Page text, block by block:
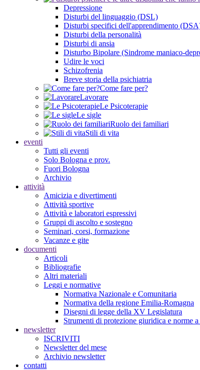
Depressione
Disturbi del linguaggio (DSL)
Disturbi specifici dell'apprendimento
Disturbi della personalità
Disturbi di ansia
Disturbo Bipolare (Sindrome maniaco-
Udire le voci
Schizofrenia
Breve storia della psichiatria
Come fare per?
Lavorare
Le Psicoterapie
Le sigle
Ruolo dei familiari
Stili di vita
eventi
Tutti gli eventi
Solo Bologna e prov.
Fuori Bologna
Archivio
attività
Amicizia e divertimenti
Attività sportive
Attività e laboratori espressivi
Gruppi di ascolto e sostegno
Seminari, corsi, formazione
Vacanze e gite
documenti
Articoli
Bibliografie
Altri materiali
Leggi e normative
Normativa Nazionale e Comunitaria
Normativa della regione Emilia-Romagna
Disegni di legge della XV Legislatura
Strumenti di protezione giuridica e norme
newsletter
ISCRIVITI
Newsletter del mese
Archivio newsletter
contatti